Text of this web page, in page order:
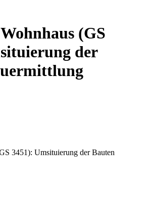
(GS
der
3451): Umsituierung der Bauten